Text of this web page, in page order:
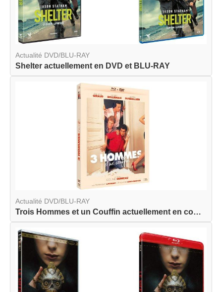
Actualité DVD/BLU-RAY
Shelter actuellement en DVD et BLU-RAY
Actualité DVD/BLU-RAY
Trois Hommes et un Couffin actuellement en combo...